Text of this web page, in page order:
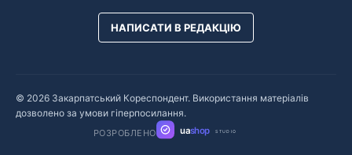
НАПИСАТИ В РЕДАКЦІЮ
© 2026 Закарпатський Кореспондент. Використання матеріалів
дозволено за умови гіперпосилання.
РОЗРОБЛЕНО uashop STUDIO